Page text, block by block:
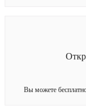
Вы можете